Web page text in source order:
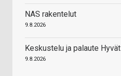
NAS rakentelut
9.8.2026
Keskustelu ja palaute
9.8.2026